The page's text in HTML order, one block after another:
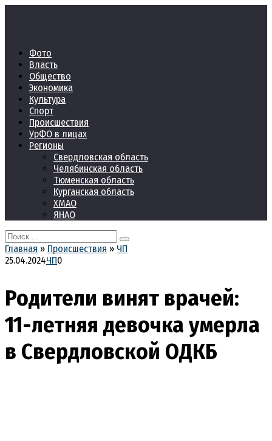
Фото
Власть
Общество
Экономика
Культура
Спорт
Происшествия
УрФО в лицах
Регионы
Свердловская область
Челябинская область
Тюменская область
Курганская область
ХМАО
ЯНАО
Search
for:
Главная » Происшествия » ЧП
25.04.2024ЧП0
Родители винят врачей:
11-летняя девочка умерла
в Свердловской ОДКБ